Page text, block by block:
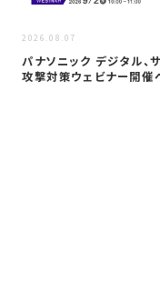
2026.08.07
パナソニック デジタル、
攻撃対策ウェビナー開